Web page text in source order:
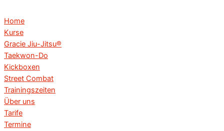
Home
Kurse
Gracie Jiu-Jitsu®
Taekwon-Do
Kickboxen
Street Combat
Trainingszeiten
Über uns
Tarife
Termine